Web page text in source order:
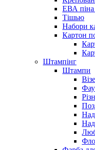
ЕВА піна
Тішью
Набори
Картон
Штампінг
Штампи